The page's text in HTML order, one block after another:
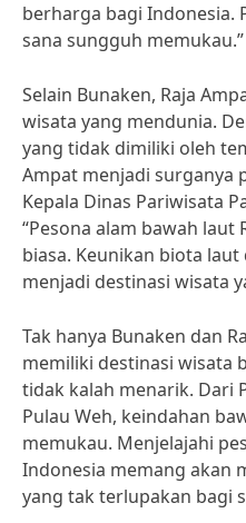
berharga bagi Indonesia.
sana sungguh memukau.”
Selain Bunaken, Raja
wisata yang mendunia.
yang tidak dimiliki oleh
Ampat menjadi surganya
Kepala Dinas Pariwisata
“Pesona alam bawah laut
biasa. Keunikan biota
menjadi destinasi wisata
Tak hanya Bunaken dan
memiliki destinasi wisata
tidak kalah menarik. Dari
Pulau Weh, keindahan
memukau. Menjelajahi
Indonesia memang akan
yang tak terlupakan bagi